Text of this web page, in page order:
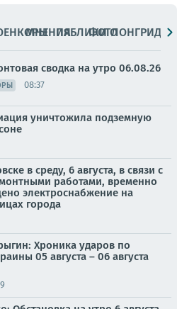
МНЕНИЯПАБЛИКИ
ФОТОЛОНГРИДЫ
сводка на утро 06.08.26
08:37
уничтожила подземную
в среду, 6 августа, в связи с
работами, временно
электроснабжение на
города
Хроника ударов по
05 августа – 06 августа